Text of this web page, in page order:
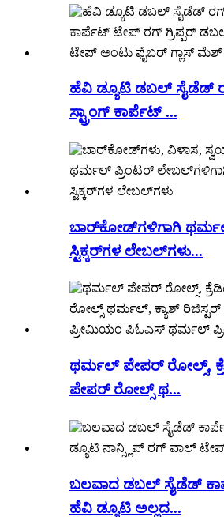
ಹೆವಿ ಡ್ಯೂಟಿ ಡಬಲ್ ಸೈಡೆಡ್
ಸ್ಟ್ರಾಂಗ್ ಕಾರ್ಪೆಟ್ ...
ಬಾರ್‌ಕೋಡ್‌ಗಳಿಗಾಗಿ
ಸ್ಟಿಕ್ಕರ್‌ಗಳ ಲೇಬಲ್‌ಗಳು...
ಥರ್ಮಲ್ ಪೇಪರ್ ರೋಲ್ಸ್,
ಪೇಪರ್ ರೋಲ್ಸ್ ಥ...
ಬಲವಾದ ಡಬಲ್ ಸೈಡೆಡ್
ಹೆವಿ ಡ್ಯೂಟಿ ಅಲ್ಲದ...